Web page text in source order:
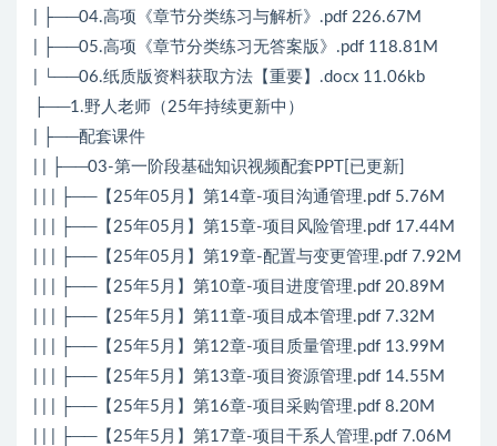
| ├──04.高项《章节分类练习与解析》.pdf 226.67M
| ├──05.高项《章节分类练习无答案版》.pdf 118.81M
| └──06.纸质版资料获取方法【重要】.docx 11.06kb
├──1.野人老师（25年持续更新中）
| ├──配套课件
| | ├──03-第一阶段基础知识视频配套PPT[已更新]
| | | ├──【25年05月】第14章-项目沟通管理.pdf 5.76M
| | | ├──【25年05月】第15章-项目风险管理.pdf 17.44M
| | | ├──【25年05月】第19章-配置与变更管理.pdf 7.92M
| | | ├──【25年5月】第10章-项目进度管理.pdf 20.89M
| | | ├──【25年5月】第11章-项目成本管理.pdf 7.32M
| | | ├──【25年5月】第12章-项目质量管理.pdf 13.99M
| | | ├──【25年5月】第13章-项目资源管理.pdf 14.55M
| | | ├──【25年5月】第16章-项目采购管理.pdf 8.20M
| | | ├──【25年5月】第17章-项目干系人管理.pdf 7.06M